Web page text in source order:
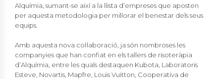
Alquímia, sumant-se així a la llista d’empreses que aposten
per aquesta metodologia per millorar el benestar dels seus
equips.
Amb aquesta nova col·laboració, ja són nombroses les
companyies que han confiat en els tallers de risoteràpia
d’Alquímia, entre les quals destaquen Kubota, Laboratoris
Esteve, Novartis, Mapfre, Louis Vuitton, Cooperativa de